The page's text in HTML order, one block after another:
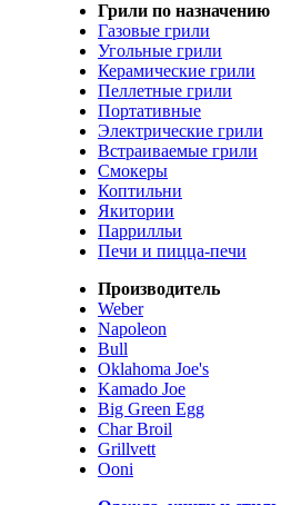
Грили по назначению
Газовые грили
Угольные грили
Керамические грили
Пеллетные грили
Портативные
Электрические грили
Встраиваемые грили
Смокеры
Коптильни
Якитории
Паррилльи
Печи и пицца-печи
Производитель
Weber
Napoleon
Bull
Oklahoma Joe's
Kamado Joe
Big Green Egg
Char Broil
Grillvett
Ooni